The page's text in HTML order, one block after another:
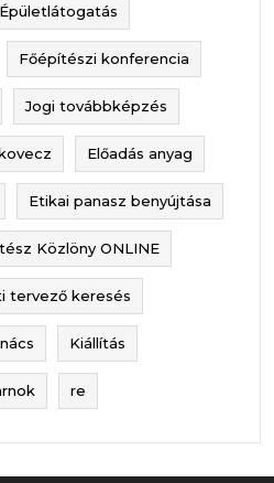
Épületlátogatás
Főépítészi konferencia
Jogi továbbképzés
Előadás anyag
Etikai panasz benyújtása
Közlöny ONLINE
tervező keresés
Kiállítás
re